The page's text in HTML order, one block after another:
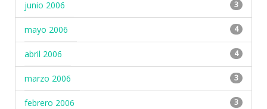
junio 2006 3
mayo 2006 4
abril 2006 4
marzo 2006 3
febrero 2006 3